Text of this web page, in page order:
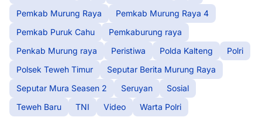
Pemkab Murung Raya
Pemkab Murung Raya 4
Pemkab Puruk Cahu
Pemkaburung raya
Penkab Murung raya
Peristiwa Polda Kalteng
Polri
Polsek Teweh Timur
Seputar Berita Murung Raya
Seputar Mura Seasen 2
Seruyan
Sosial
Teweh Baru
TNI Video Warta Polri